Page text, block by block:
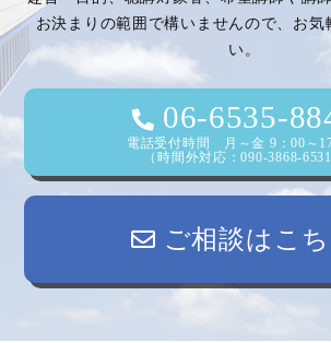
お決まりの範囲で構いませんので、お気
い。
06-6535-
電話受付時間 月～金 9：00～
（時間外対応：090-3868-6531
ご相談はこ